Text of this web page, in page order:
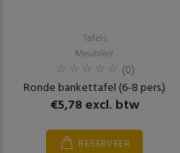
Tafels
Meubilair
(0)
Ronde bankettafel (6-8 pers.)
€5,78 excl. btw
RESERVEER